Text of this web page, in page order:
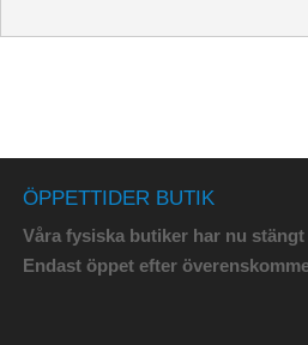
ÖPPETTIDER BUTIK
Våra fysiska butiker har nu
Endast öppet efter